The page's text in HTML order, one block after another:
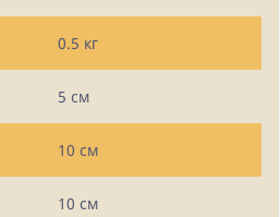
0.5 кг
5 см
10 см
10 см